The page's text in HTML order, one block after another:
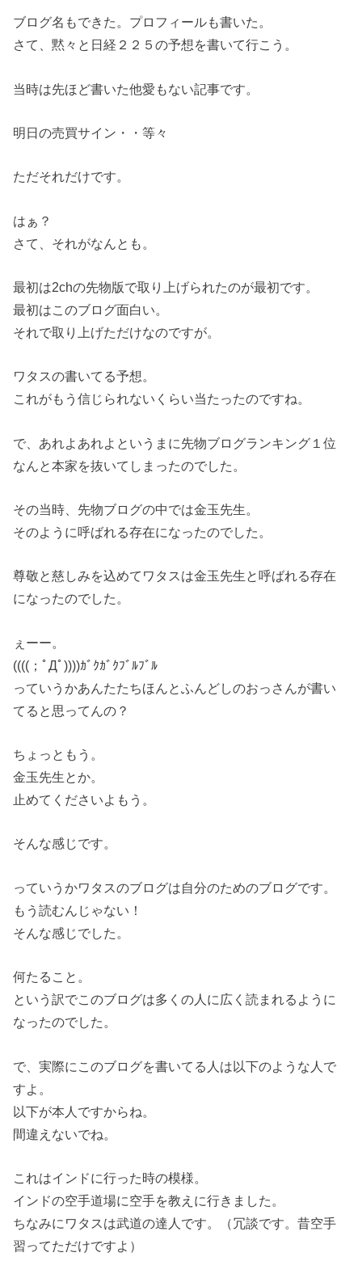
ブログ名もできた。プロフィールも書いた。
さて、黙々と日経２２５の予想を書いて行こう。
当時は先ほど書いた他愛もない記事です。
明日の売買サイン・・等々
ただそれだけです。
はぁ？
さて、それがなんとも。
最初は2chの先物版で取り上げられたのが最初です。
最初はこのブログ面白い。
それで取り上げただけなのですが。
ワタスの書いてる予想。
これがもう信じられないくらい当たったのですね。
で、あれよあれよというまに先物ブログランキング１位
なんと本家を抜いてしまったのでした。
その当時、先物ブログの中では金玉先生。
そのように呼ばれる存在になったのでした。
尊敬と慈しみを込めてワタスは金玉先生と呼ばれる存在
になったのでした。
ぇーー。
((((；ﾟДﾟ))))ｶﾞｸｶﾞｸﾌﾞﾙﾌﾞﾙ
っていうかあんたたちほんとふんどしのおっさんが書い
てると思ってんの？
ちょっともう。
金玉先生とか。
止めてくださいよもう。
そんな感じです。
っていうかワタスのブログは自分のためのブログです。
もう読むんじゃない！
そんな感じでした。
何たること。
という訳でこのブログは多くの人に広く読まれるように
なったのでした。
で、実際にこのブログを書いてる人は以下のような人で
すよ。
以下が本人ですからね。
間違えないでね。
これはインドに行った時の模様。
インドの空手道場に空手を教えに行きました。
ちなみにワタスは武道の達人です。（冗談です。昔空手
習ってただけですよ）